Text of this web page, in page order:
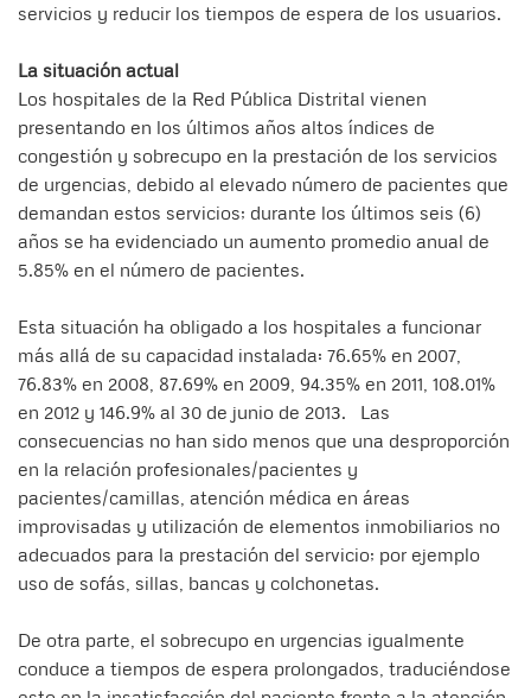
servicios y reducir los tiempos de espera de los usuarios.
La situación actual
Los hospitales de la Red Pública Distrital vienen
presentando en los últimos años altos índices de
congestión y sobrecupo en la prestación de los servicios
de urgencias, debido al elevado número de pacientes que
demandan estos servicios; durante los últimos seis (6)
años se ha evidenciado un aumento promedio anual de
5.85% en el número de pacientes.
Esta situación ha obligado a los hospitales a funcionar
más allá de su capacidad instalada: 76.65% en 2007,
76.83% en 2008, 87.69% en 2009, 94.35% en 2011, 108.01%
en 2012 y 146.9% al 30 de junio de 2013. Las
consecuencias no han sido menos que una desproporción
en la relación profesionales/pacientes y
pacientes/camillas, atención médica en áreas
improvisadas y utilización de elementos inmobiliarios no
adecuados para la prestación del servicio; por ejemplo
uso de sofás, sillas, bancas y colchonetas.
De otra parte, el sobrecupo en urgencias igualmente
conduce a tiempos de espera prolongados, traduciéndose